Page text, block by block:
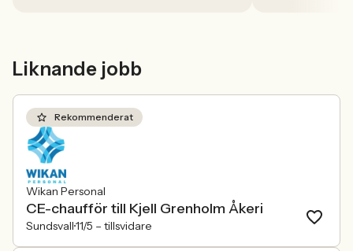
konkurrensen om rätt kompetens
behöver kunna visa vad det betyder i
praktiken.
Liknande jobb
Rekommenderat
Wikan Personal
CE-chaufför till Kjell Grenholm Åkeri
Sundsvall11/5 – tillsvidare